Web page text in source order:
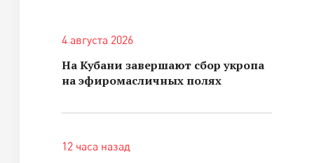
4 августа 2026
На Кубани завершают сбор укропа
на эфиромасличных полях
12 часа назад